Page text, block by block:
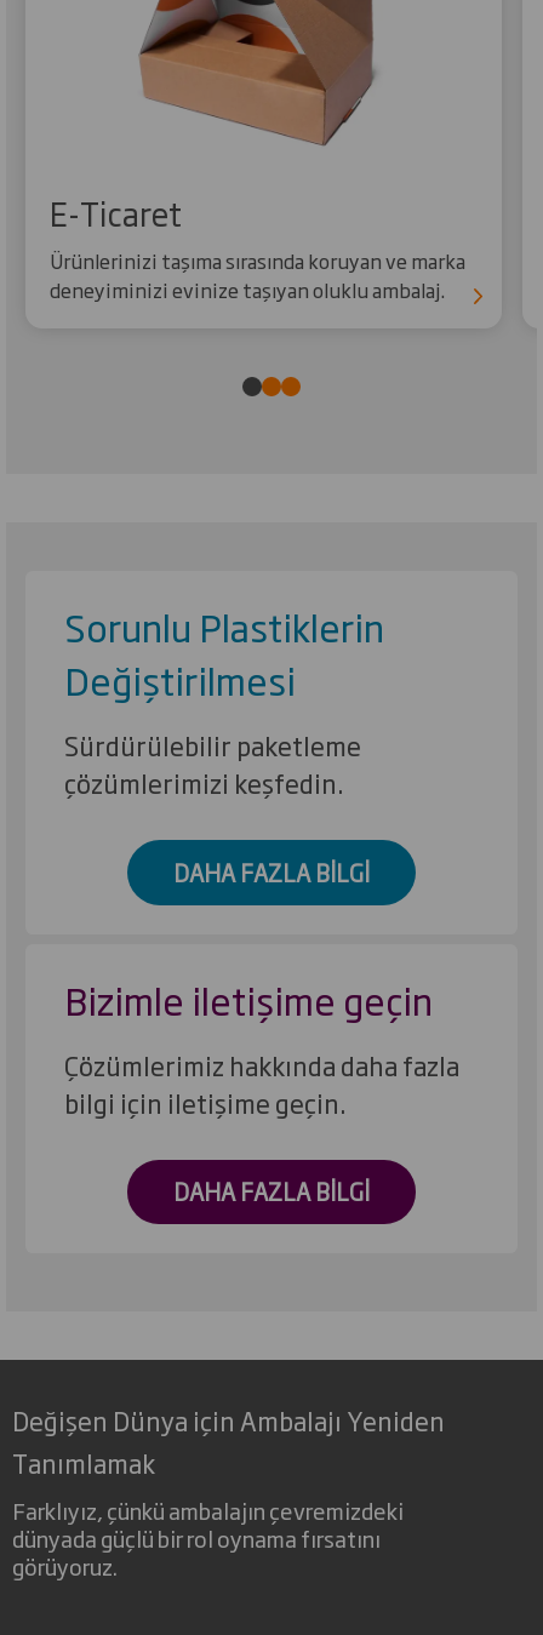
E-Ticaret
Ürünlerinizi taşıma sırasında koruyan ve marka
deneyiminizi evinize taşıyan oluklu ambalaj.
Sorunlu Plastiklerin
Değiştirilmesi
Sürdürülebilir paketleme
çözümlerimizi keşfedin.
DAHA FAZLA BILGI
Bizimle iletişime geçin
Çözümlerimiz hakkında daha fazla
bilgi için iletişime geçin.
DAHA FAZLA BILGI
Değişen Dünya için Ambalajı Yeniden
Tanımlamak
Farklıyız, çünkü ambalajın çevremizdeki
dünyada güçlü bir rol oynama fırsatını
görüyoruz.